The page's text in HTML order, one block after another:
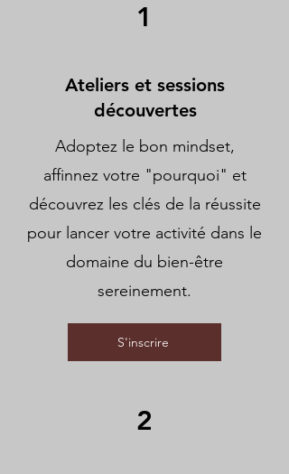
1
Ateliers et sessions
découvertes
Adoptez le bon mindset,
affinnez votre "pourquoi" et
découvrez les clés de la réussite
pour lancer votre activité dans le
domaine du bien-être
sereinement.
S'inscrire
2